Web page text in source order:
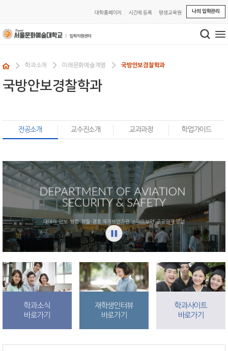
대학홈페이지 시간제 등록 평생교육원 나의 입학관리
학과소개 미래문화예술계열 국방안보경찰학과
국방안보경찰학과
전공소개 교수진소개 교과과정 학업가이드
학과소식
바로가기
재학생인터뷰
바로가기
학과사이트
바로가기